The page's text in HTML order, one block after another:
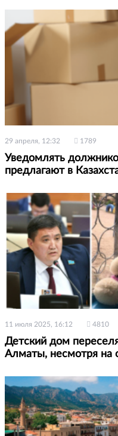
29 апреля, 12:32 1789
Уведомлять
предлагают в
11 июля 2025, 16:12 4810
Детский дом
Алматы, несмотря на